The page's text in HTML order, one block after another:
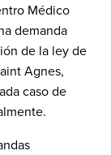
Médico
demanda
de la ley de
Agnes,
caso de